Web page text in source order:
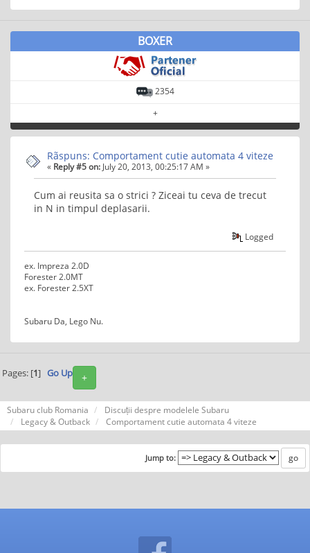
BOXER
2354
+
Rãspuns: Comportament cutie automata 4 viteze
« Reply #5 on: July 20, 2013, 00:25:17 AM »
Cum ai reusita sa o strici ? Ziceai tu ceva de trecut
in N in timpul deplasarii.
Logged
ex. Impreza 2.0D
Forester 2.0MT
ex. Forester 2.5XT
Subaru Da, Lego Nu.
+
Pages: [1] Go Up
Subaru club Romania
Discuții despre modelele Subaru
Legacy & Outback
Comportament cutie automata 4 viteze
Jump to: